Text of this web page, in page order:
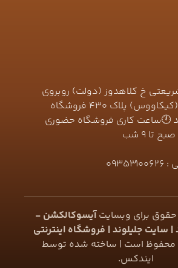
خ کلاهدوز (دولت) روبروی
خیابان نعمتی (کیکاووس) پلاک ۴۳۰ فروشگاه
🕛ساعت کاری فروشگاه حضوری
:
09353100626
حقوق برای وبسایتآیسوکالکشن -
سایت جلیلوند | فروشگاه اینترنتی
محفوظ است | ساخته شده توسط
ایندکس.